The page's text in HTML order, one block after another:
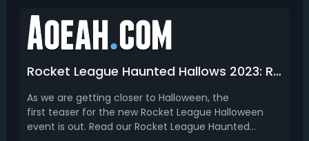
Rocket League Haunted Hallows 2023: Release Date, Halloween Items, Golden Pumpkin '23 & More
As we are getting closer to Halloween, the
first teaser for the new Rocket League Halloween
event is out. Read our Rocket League Haunted